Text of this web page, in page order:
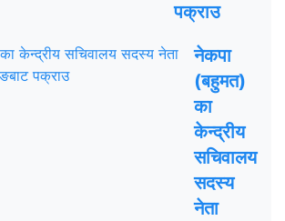
पक्राउ
नेकपा
(बहुमत)
का
केन्द्रीय
सचिवालय
सदस्य
नेता